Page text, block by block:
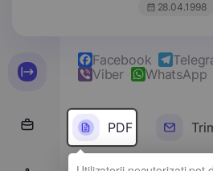
28.04.1998
Facebook
Viber
WhatsApp
PDF